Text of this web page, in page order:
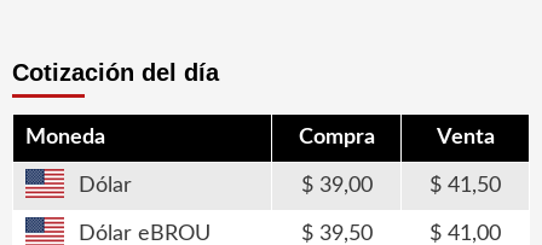
Cotización del día
Moneda Compra Venta
Dólar 39,00 41,50
Dólar eBROU 39,50 41,00